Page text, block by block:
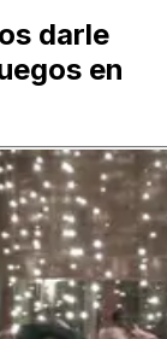
darle
en